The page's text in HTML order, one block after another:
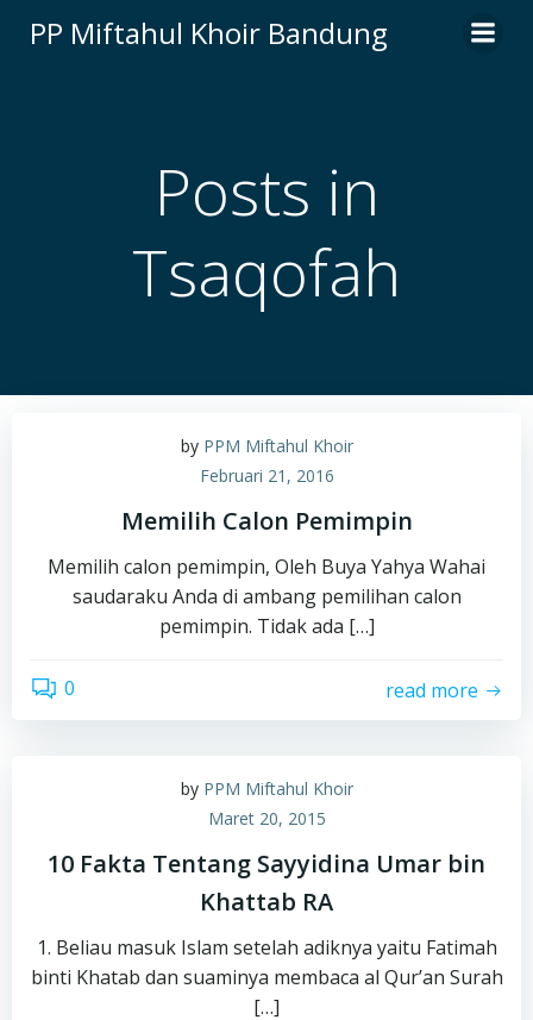
to
PP Miftahul Khoir Bandung
Posts in
Tsaqofah
by PPM Miftahul Khoir
Februari 21, 2016
Memilih Calon Pemimpin
Memilih calon pemimpin, Oleh Buya Yahya Wahai
saudaraku Anda di ambang pemilihan calon
pemimpin. Tidak ada […]
0 read more
by PPM Miftahul Khoir
Maret 20, 2015
10 Fakta Tentang Sayyidina Umar bin
Khattab RA
1. Beliau masuk Islam setelah adiknya yaitu Fatimah
binti Khatab dan suaminya membaca al Qur’an Surah
[…]